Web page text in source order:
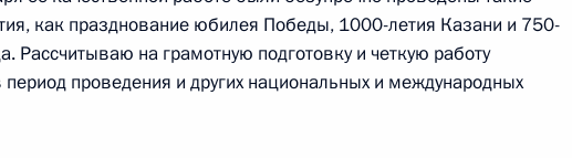
с Министром транспорта Игорем
20:17 Сочи, Бочаров Ручей
как празднование юбилея Победы, 1000-летия Казани и 750-
Рассчитываю на грамотную подготовку и четкую работу
проведения и других национальных и международных